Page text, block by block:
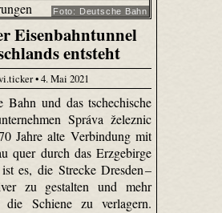
Foto: Deutsche Bahn
Eisenbahntunnel
entsteht
• 4. Mai 2021
Bahn und das tschechische
Správa železnic
Jahre alte Verbindung mit
quer durch das Erzgebirge
es, die Strecke Dresden –
zu gestalten und mehr
Schiene zu verlagern.